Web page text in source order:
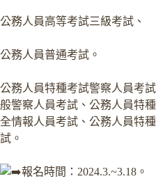
公務人員高等考試三級考試、
公務人員普通考試。
公務人員特種考試警察人員考
般警察人員考試、公務人員特
全情報人員考試、公務人員特
試。
報名時間：2024.3.~3.18。